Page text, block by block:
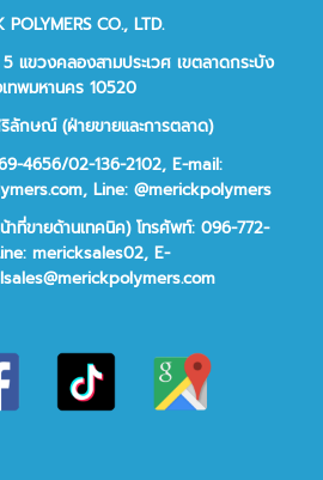
POLYMERS CO., LTD.
แขวงคลองสามประเวศ เขตลาดกระบัง
ทพมหานคร 10520
กษณ์ (ฝ่ายขายและการตลาด)
4656/02-136-2102, E-mail:
, Line: @merickpolymers
ที่ขายด้านเทคนิค)โทรศัพท์: 096-772-
mericksales02, E-